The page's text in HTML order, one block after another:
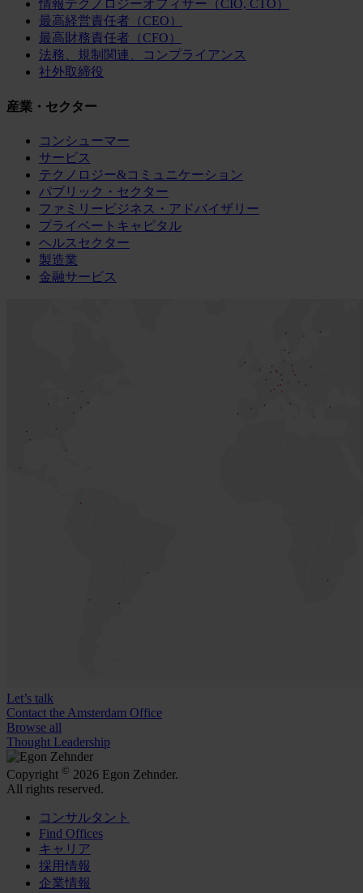
情報テクノロジーオフィサー（CIO, CTO）
最高経営責任者（CEO）
最高財務責任者（CFO）
法務、規制関連、コンプライアンス
社外取締役
産業・セクター
コンシューマー
サービス
テクノロジー&コミュニケーション
パブリック・セクター
ファミリービジネス・アドバイザリー
プライベートキャピタル
ヘルスセクター
製造業
金融サービス
Let’s talk
Contact the Amsterdam Office
Browse all
Thought Leadership
Copyright © 2026 Egon Zehnder.
All rights reserved.
コンサルタント
Find Offices
キャリア
採用情報
企業情報